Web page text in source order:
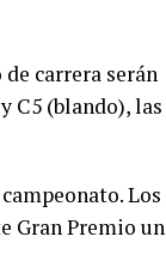
carrera serán
C5 (blando), las
Los
Gran Premio un